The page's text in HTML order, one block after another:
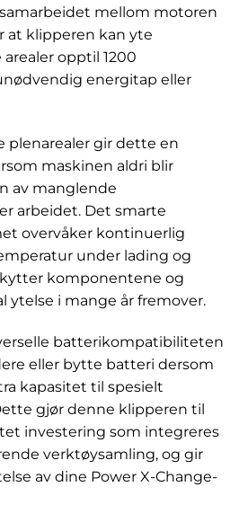
mellom motoren
at klipperen kan yte
opptil 1200
energitap eller
plenarealer gir dette en
maskinen aldri blir
av manglende
arbeidet. Det smarte
overvåker kontinuerlig
under lading og
komponentene og
ytelse i mange år fremover.
batterikompatibiliteten
eller bytte batteri dersom
kapasitet til spesielt
gjør denne klipperen til
investering som integreres
verktøysamling, og gir
av dine Power X-Change-